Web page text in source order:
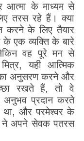
आत्मा के माध्यम से
तरस रहे हैं। क्या
करने के लिए तैयार
के एक व्यक्ति के बारे
वह पूरे मन से
यही आत्मिक
अनुसरण करने और
रखते हैं, तो वे
अनुभव प्रदान करते
और परमेश्वर के
ने अपने सेवक पतरस